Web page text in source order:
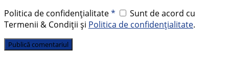
Politica de confidențialitate*
Sunt de acord cu
Termenii & Condiții și Politica de confidențialitate.